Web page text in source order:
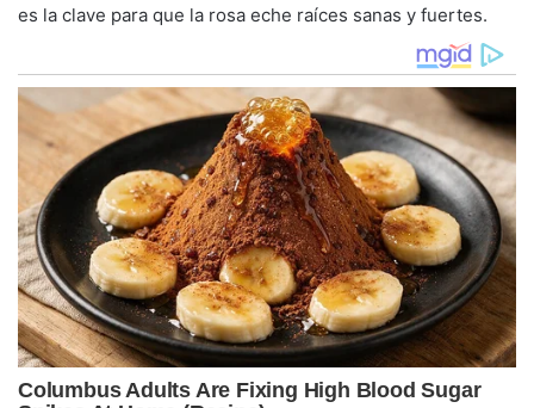
es la clave para que la rosa eche raíces sanas y fuertes.